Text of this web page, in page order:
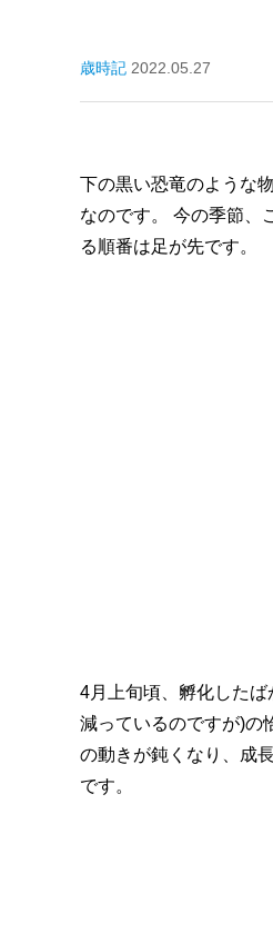
歳時記 2022.05.27
下の黒い恐竜のような
なのです。 今の季節、
る順番は足が先です。
4月上旬頃、孵化した
減っているのですが)の
の動きが鈍くなり、成
です。